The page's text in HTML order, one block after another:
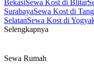
- Jenis Kost: Kost Putri
- Ukuran Kamar Kost: 3 x 3
BekasiSewa Kost di Blitar
SurabayaSewa Kost di
SelatanSewa Kost di
Selengkapnya
Sewa Rumah